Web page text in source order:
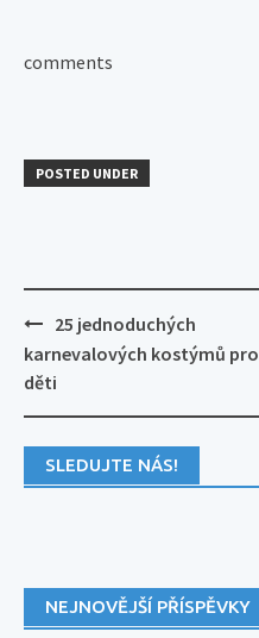
comments
POSTED UNDER
Post
navigation
25 jednoduchých
karnevalových kostýmů pro
děti
SLEDUJTE NÁS!
NEJNOVĚJŠÍ PŘÍSPĚVKY